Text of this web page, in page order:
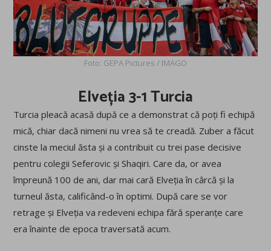
Foto: GEPA Pictures / IMAGO
Elveția 3-1 Turcia
Turcia pleacă acasă după ce a demonstrat că poți fi echipă
mică, chiar dacă nimeni nu vrea să te creadă. Zuber a făcut
cinste la meciul ăsta și a contribuit cu trei pase decisive
pentru colegii Seferovic și Shaqiri. Care da, or avea
împreună 100 de ani, dar mai cară Elveția în cârcă și la
turneul ăsta, calificând-o în optimi. După care se vor
retrage și Elveția va redeveni echipa fără speranțe care
era înainte de epoca traversată acum.